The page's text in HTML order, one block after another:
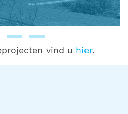
vind u hier.